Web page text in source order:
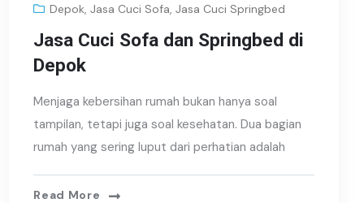
Depok,Jasa Cuci Sofa,Jasa Cuci Springbed
Jasa Cuci Sofa dan Springbed di
Depok
Menjaga kebersihan rumah bukan hanya soal
tampilan, tetapi juga soal kesehatan. Dua bagian
rumah yang sering luput dari perhatian adalah
Read More